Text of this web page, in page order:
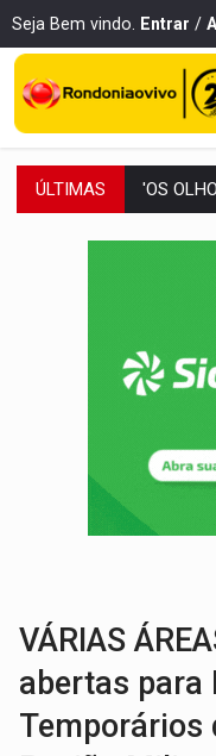
Seja Bem vindo. Entrar /
ÚLTIMAS SOB
VULGO
RO
'OS
VÁRIAS
abertas para
Temporários